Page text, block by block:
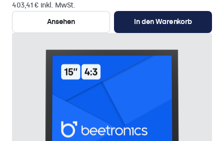
403,41 € inkl. MwSt.
Ansehen
In den Warenkorb